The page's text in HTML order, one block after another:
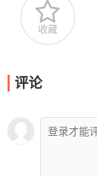
收藏
评论